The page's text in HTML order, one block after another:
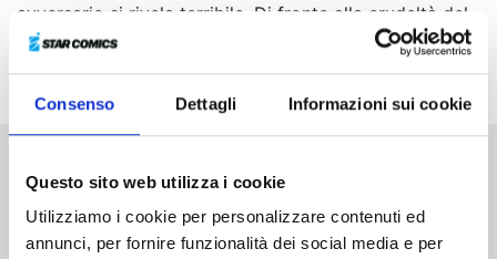
Consenso Dettagli Informazioni sui cookie
Questo sito web utilizza i cookie
Utilizziamo i cookie per personalizzare contenuti ed
annunci, per fornire funzionalità dei social media e per
avversario si rivela terribile. Di fronte alla crudeltà del
nemico, Yusuke non riesce a trattenere la sua rabbia e
Altri volumi della serie